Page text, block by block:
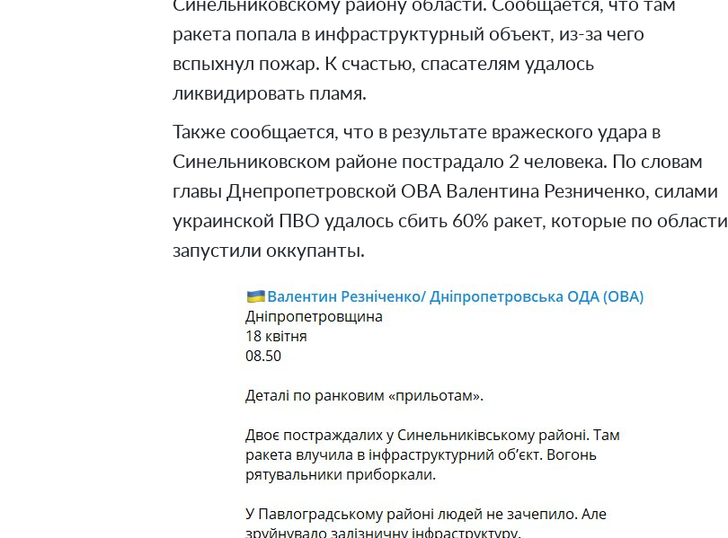
Синельниковскому району области. Сообщается, что там
ракета попала в инфраструктурный объект, из-за чего
вспыхнул пожар. К счастью, спасателям удалось
ликвидировать пламя.
Также сообщается, что в результате вражеского удара в
Синельниковском районе пострадало 2 человека. По словам
главы Днепропетровской ОВА Валентина Резниченко, силами
украинской ПВО удалось сбить 60% ракет, которые по области
запустили оккупанты.